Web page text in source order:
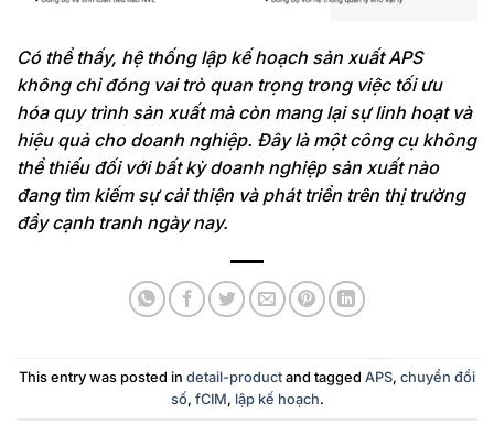
Có thể thấy, hệ thống lập kế hoạch sản xuất APS
không chỉ đóng vai trò quan trọng trong việc tối ưu
hóa quy trình sản xuất mà còn mang lại sự linh hoạt và
hiệu quả cho doanh nghiệp. Đây là một công cụ không
thể thiếu đối với bất kỳ doanh nghiệp sản xuất nào
đang tìm kiếm sự cải thiện và phát triển trên thị trường
đầy cạnh tranh ngày nay.
This entry was posted in detail-product and tagged APS, chuyển đổi
số, fCIM, lập kế hoạch.